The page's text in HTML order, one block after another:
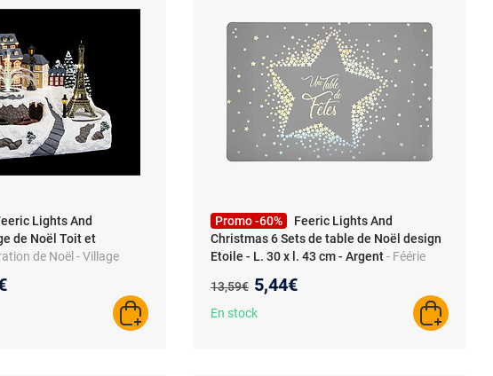
Lights And
de Noël Toit et
de Noël - Village
prix :
AJOUTER AU PANIER
Promo -60%
Feeric Lights And
Christmas 6 Sets de table de Noël design
Etoile - L. 30 x l. 43 cm - Argent- Féérie
design Etoile - L. 30 x l. 43 cm - Argent -
Design
Ancien prix :
13,59€ Nouveau prix :
5,44€
En stock
AJOUTER